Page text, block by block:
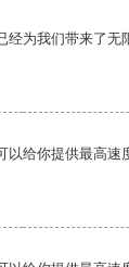
经为我们带来了无
以给你提供最高速